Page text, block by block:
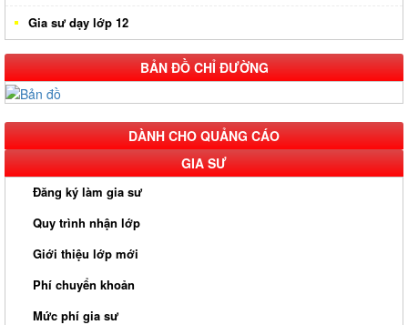
Gia sư dạy lớp 12
BẢN ĐỒ CHỈ ĐƯỜNG
DÀNH CHO QUẢNG CÁO
GIA SƯ
Đăng ký làm gia sư
Quy trình nhận lớp
Giới thiệu lớp mới
Phí chuyển khoản
Mức phí gia sư